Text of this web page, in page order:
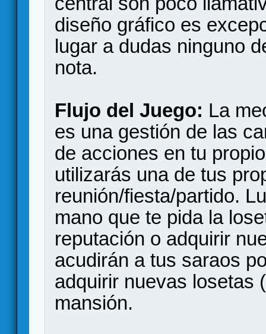
diseño gráfico es
lugar a dudas ninguno
nota.
Flujo del Juego: La
es una gestión de las
de acciones en tu
utilizarás una de tus
reunión/fiesta/partido.
mano que te pida la
reputación o adquirir
acudirán a tus saraos
adquirir nuevas losetas
mansión.